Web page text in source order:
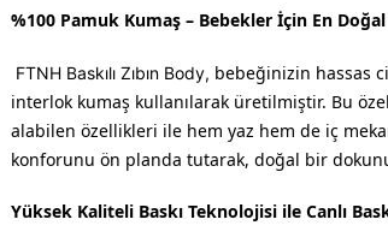
%100 Pamuk Kumaş – Bebekler İçin En
FTNH Baskılı Zıbın Body, bebeğinizin hassas
interlok kumaş kullanılarak üretilmiştir. Bu
alabilen özellikleri ile hem yaz hem de iç
konforunu ön planda tutarak, doğal bir
Yüksek Kaliteli Baskı Teknolojisi ile Canlı